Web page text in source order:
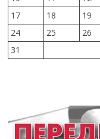
17
18 19
24
25 26
31